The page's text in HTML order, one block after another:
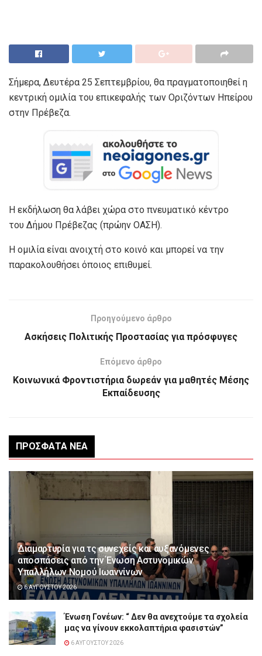
Σήμερα, Δευτέρα 25 Σεπτεμβρίου, θα πραγματοποιηθεί η
κεντρική ομιλία του επικεφαλής των Οριζόντων Ηπείρου
στην Πρέβεζα.
Η εκδήλωση θα λάβει χώρα στο πνευματικό κέντρο
του Δήμου Πρέβεζας (πρώην ΟΑΣΗ).
Η ομιλία είναι ανοιχτή στο κοινό και μπορεί να την
παρακολουθήσει όποιος επιθυμεί.
Προηγούμενο άρθρο
Ασκήσεις Πολιτικής Προστασίας για πρόσφυγες
Επόμενο άρθρο
Κοινωνικά Φροντιστήρια δωρεάν για μαθητές Μέσης
Εκπαίδευσης
ΠΡΌΣΦΑΤΑ ΝΈΑ
Διαμαρτυρία για τς συνεχείς και αυξανόμενες
αποσπάσεις από την Ένωση Αστυνομικών
Υπαλλήλων Νομού Ιωαννίνων
6 ΑΥΓΟΎΣΤΟΥ 2026
Ένωση Γονέων: “ Δεν θα ανεχτούμε τα σχολεία
μας να γίνουν εκκολαπτήρια φασιστών”
6 ΑΥΓΟΎΣΤΟΥ 2026